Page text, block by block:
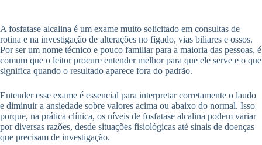
A fosfatase alcalina é um exame muito solicitado em consultas de
rotina e na investigação de alterações no fígado, vias biliares e ossos.
Por ser um nome técnico e pouco familiar para a maioria das pessoas, é
comum que o leitor procure entender melhor para que ele serve e o que
significa quando o resultado aparece fora do padrão.
Entender esse exame é essencial para interpretar corretamente o laudo
e diminuir a ansiedade sobre valores acima ou abaixo do normal. Isso
porque, na prática clínica, os níveis de fosfatase alcalina podem variar
por diversas razões, desde situações fisiológicas até sinais de doenças
que precisam de investigação.